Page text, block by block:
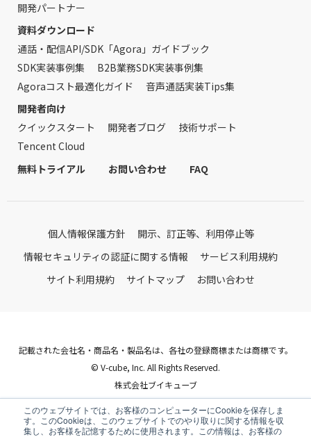
このウェブサイトでは、お客様のコンピューターにCookieを保存しま
す。このCookieは、このウェブサイトでのやり取りに関する情報を収
集し、お客様を記憶するために使用されます。この情報は、お客様の
開発パートナー
資料ダウンロード
通話・配信API/SDK「Agora」ガイドブック
SDK実装事例集
B2B業務SDK実装事例集
Agoraコスト最適化ガイド
音声通話実装Tips集
開発者向け
クイックスタート
開発者ブログ
技術サポート
Tencent Cloud
無料トライアル
お問い合わせ FAQ
個人情報保護方針
開示、訂正等、利用停止等
情報セキュリティの認証に関する情報
サービス利用規約
サイト利用規約
サイトマップ お問い合わせ
記載された会社名・商品名・製品名は、各社の登録商標または商標です。
© V-cube, Inc. All Rights Reserved.
株式会社ブイキューブ
Follow Us